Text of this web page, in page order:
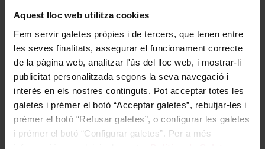
Aquest lloc web utilitza cookies
Fem servir galetes pròpies i de tercers, que tenen entre
les seves finalitats, assegurar el funcionament correcte
de la pàgina web, analitzar l'ús del lloc web, i mostrar-li
publicitat personalitzada segons la seva navegació i
interès en els nostres continguts. Pot acceptar totes les
galetes i prémer el botó “Acceptar galetes”, rebutjar-les i
prémer el botó “Refusar galetes”, o configurar les galetes
i prémer el botó “Configurar galetes”. Per a més
Resulta ideal amb ostres i marisc. Insuperable
acompanyant peixos, arrossos, pastes amb salsa
marinera o ànec amb salsa dolça.
Historia
Les creus de pedra situades als afores de la terra van